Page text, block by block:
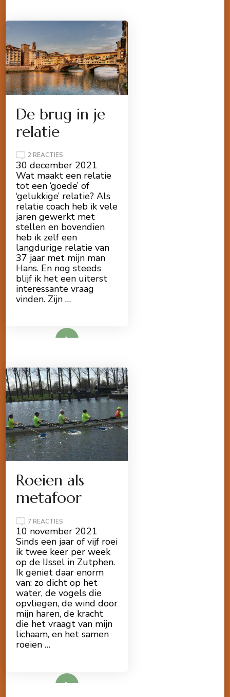
De brug in je
relatie
2 REACTIES
BRUG
IN
JE
RELATIE
30 december 2021
Wat maakt een relatie
tot een ‘goede’ of
‘gelukkige’ relatie? Als
relatie coach heb ik vele
jaren gewerkt met
stellen en bovendien
heb ik zelf een
langdurige relatie van
37 jaar met mijn man
Hans. En nog steeds
blijf ik het een uiterst
interessante vraag
vinden. Zijn …
Roeien als
metafoor
7 REACTIES
ROEIEN
ALS
METAFOOR
10 november 2021
Sinds een jaar of vijf roei
ik twee keer per week
op de IJssel in Zutphen.
Ik geniet daar enorm
van: zo dicht op het
water, de vogels die
opvliegen, de wind door
mijn haren, de kracht
die het vraagt van mijn
lichaam, en het samen
roeien …